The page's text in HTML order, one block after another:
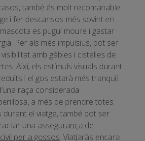
també és molt recomanable
i fer descansos més sovint en
es pugui moure i gastar
Per als més impulsius, pot ser
amb gàbies i cistelles de
Així, els estímuls visuals durant
i el gos estarà més tranquil.
raça considerada
a més de prendre totes
durant el viatge, també pot ser
una assegurança de
per a gossos. Viatjaràs encara